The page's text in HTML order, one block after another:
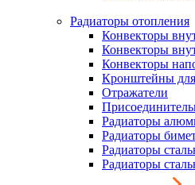
Радиаторы отопления
Конвекторы
Конвекторы
Конвекторы
Кронштейны для
Отражатели
Радиаторы
Радиаторы
Радиаторы
Радиаторы